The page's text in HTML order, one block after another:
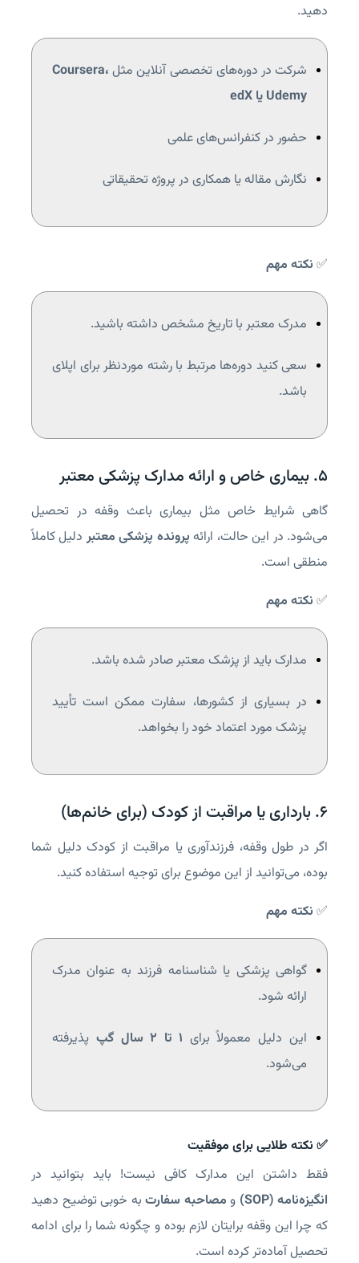
دهید.
شرکت در دوره‌های تخصصی آنلاین مثل Coursera،
Udemy یا edX
حضور در کنفرانس‌های علمی
نگارش مقاله یا همکاری در پروژه تحقیقاتی
✅ نکته مهم
مدرک معتبر با تاریخ مشخص داشته باشید.
سعی کنید دوره‌ها مرتبط با رشته موردنظر برای اپلای
باشد.
۵. بیماری خاص و ارائه مدارک پزشکی معتبر
گاهی شرایط خاص مثل بیماری باعث وقفه در تحصیل
می‌شود. در این حالت، ارائه پرونده پزشکی معتبردلیل کاملاً
منطقی است.
✅ نکته مهم
مدارک باید از پزشک معتبر صادر شده باشد.
در بسیاری از کشورها، سفارت ممکن است تأیید
پزشک مورد اعتماد خود را بخواهد.
۶. بارداری یا مراقبت از کودک (برای خانم‌ها)
اگر در طول وقفه، فرزندآوری یا مراقبت از کودک دلیل شما
بوده، می‌توانید از این موضوع برای توجیه استفاده کنید.
✅ نکته مهم
گواهی پزشکی یا شناسنامه فرزند به عنوان مدرک
ارائه شود.
این دلیل معمولاً برای ۱ تا ۲ سال گپ
پذیرفته
می‌شود.
✅ نکته طلایی برای موفقیت
فقط داشتن این مدارک کافی نیست! باید بتوانید در
انگیزه‌نامه (SOP)
و مصاحبه سفارت به خوبی توضیح دهید
که چرا این وقفه برایتان لازم بوده و چگونه شما را برای ادامه
تحصیل آماده‌تر کرده است.